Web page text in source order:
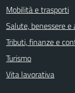
Mobilità e trasporti
Salute, benessere e
Tributi, finanze e
Turismo
Vita lavorativa